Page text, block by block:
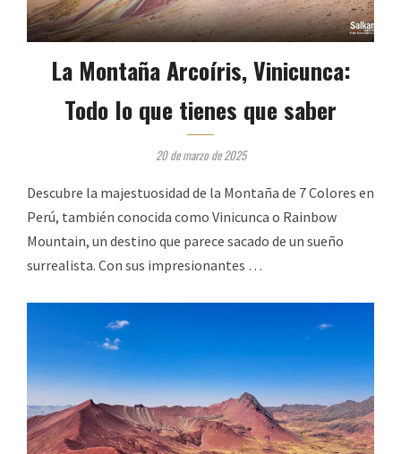
La Montaña Arcoíris, Vinicunca:
Todo lo que tienes que saber
20 de marzo de 2025
Descubre la majestuosidad de la Montaña de 7 Colores en
Perú, también conocida como Vinicunca o Rainbow
Mountain, un destino que parece sacado de un sueño
surrealista. Con sus impresionantes …